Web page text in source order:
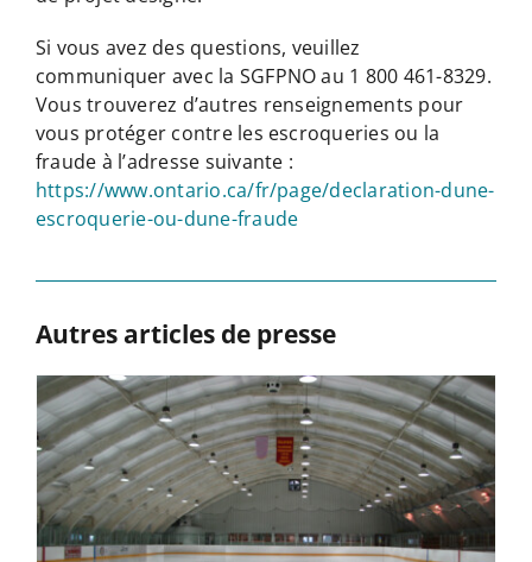
Si vous avez des questions, veuillez
communiquer avec la SGFPNO au 1 800 461-8329.
Vous trouverez d’autres renseignements pour
vous protéger contre les escroqueries ou la
fraude à l’adresse suivante :
https://www.ontario.ca/fr/page/declaration-dune-
escroquerie-ou-dune-fraude
Autres articles de presse